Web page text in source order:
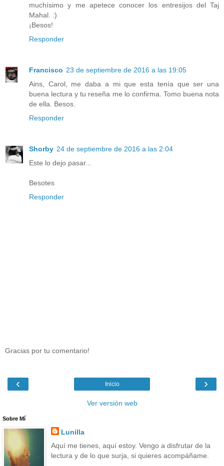
muchísimo y me apetece conocer los entresijos del Taj
Mahal. :)
¡Besos!
Responder
Francisco 23 de septiembre de 2016 a las 19:05
Ains, Carol, me daba a mi que esta tenía que ser una
buena lectura y tu reseña me lo confirma. Tomo buena nota
de ella. Besos.
Responder
Shorby 24 de septiembre de 2016 a las 2:04
Este lo dejo pasar...
Besotes
Responder
Gracias por tu comentario!
‹ ›
Inicio
Ver versión web
Sobre Mí
Lunilla
Aquí me tienes, aquí estoy. Vengo a disfrutar de la
lectura y de lo que surja, si quieres acompáñame.